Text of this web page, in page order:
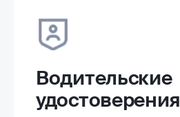
Водительские
удостоверения